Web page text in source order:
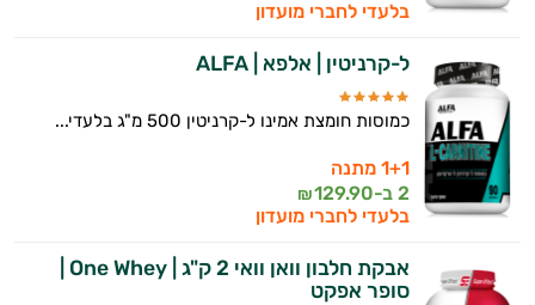
בלעדי לחברי מועדון
ל-קרניטין | אלפא | ALFA
כמוסות חומצת אמינו ל-קרניטין 500 מ"ג בלעדי...
1+1 מתנה
2 ב-
129.90
₪
בלעדי לחברי מועדון
סופר אפקט